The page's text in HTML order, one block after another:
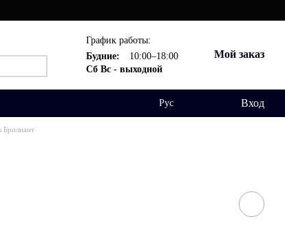
График работы:
Будние:
10:00–18:00
Сб Вс - выходной
Мой заказ
Рус Вход
Брилиант